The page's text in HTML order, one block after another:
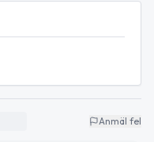
Anmäl fel